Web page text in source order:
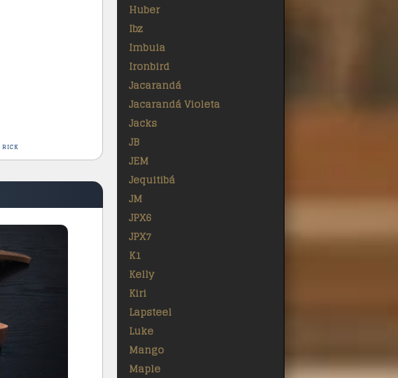
RICK
Huber
Ibz
Imbuia
Ironbird
Jacarandá
Jacarandá Violeta
Jacks
JB
JEM
Jequitibá
JM
JPX6
JPX7
K1
Kelly
Kiri
Lapsteel
Luke
Mango
Maple